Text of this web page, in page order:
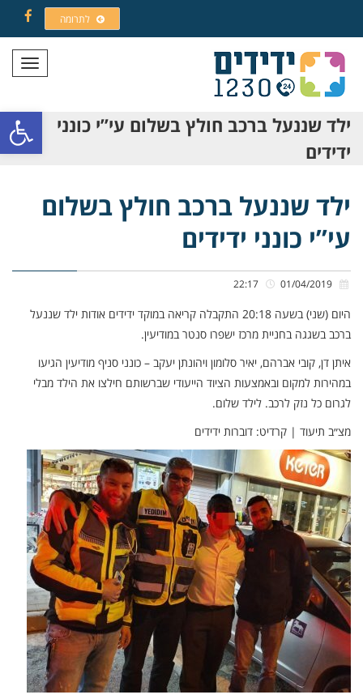
פתח
לתרומה
תפריט
ילד שננעל ברכב חולץ בשלום עי”י כונני
ידידים
ילד שננעל ברכב חולץ בשלום
עי”י כונני ידידים
היום (שני) בשעה 20:18 התקבלה קריאה במוקד ידידים אודות ילד שננעל
ברכב בשגגה בחניית מרכז ישפרו סנטר במודיעין.
איתן דן, קובי אברהם, יאיר סלומון ויהונתן יעקב – כונני סניף מודיעין הגיעו
במהירות למקום ובאמצעות הציוד הייעודי שברשותם חילצו את הילד מבלי
לגרום כל נזק לרכב. לילד שלום.
מצ״ב תיעוד | קרדיט: דוברות ידידים